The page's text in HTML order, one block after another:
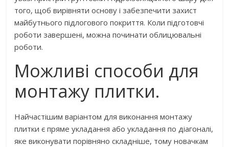
того, щоб вирівняти основу і забезпечити захист
майбутнього підлогового покриття. Коли підготовчі
роботи завершені, можна починати облицювальні
роботи.
Можливі способи для
монтажу плитки.
Найчастішим варіантом для виконання монтажу
плитки є пряме укладання або укладання по діагоналі,
яке виконувати порівняно складніше, тому новачкам